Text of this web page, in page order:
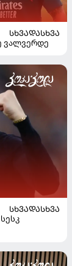
ᲡᲮᲕᲐᲓᲐᲡᲮᲕᲐ
ვალვერდე
ᲡᲮᲕᲐᲓᲐᲡᲮᲕᲐ